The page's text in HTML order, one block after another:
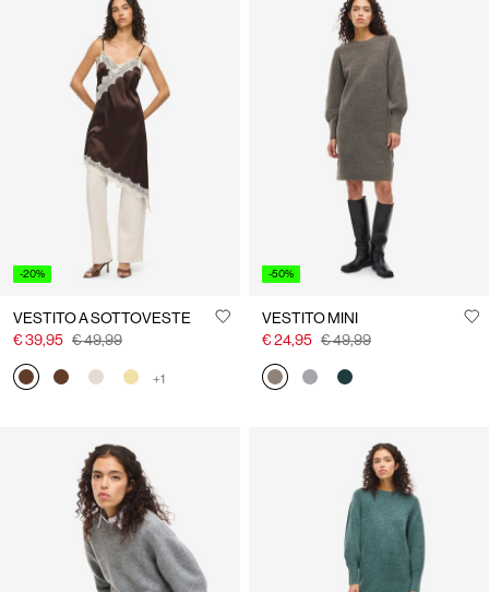
-20%
VESTITO A SOTTOVESTE
€ 39,95 € 49,99
+1
-50%
VESTITO MINI
€ 24,95 € 49,99